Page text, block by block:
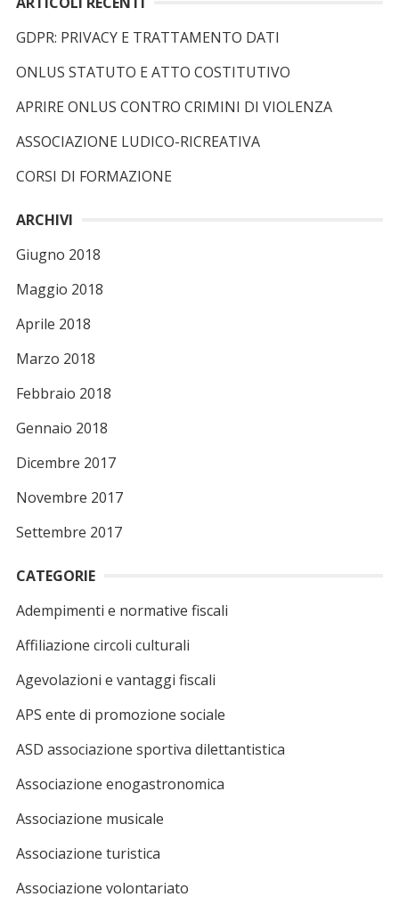
r
c
p
e
:
GDPR: PRIVACY E TRATTAMENTO DATI
ONLUS STATUTO E ATTO COSTITUTIVO
APRIRE ONLUS CONTRO CRIMINI DI VIOLENZA
ASSOCIAZIONE LUDICO-RICREATIVA
CORSI DI FORMAZIONE
ARCHIVI
Giugno 2018
Maggio 2018
Aprile 2018
Marzo 2018
Febbraio 2018
Gennaio 2018
Dicembre 2017
Novembre 2017
Settembre 2017
CATEGORIE
Adempimenti e normative fiscali
Affiliazione circoli culturali
Agevolazioni e vantaggi fiscali
APS ente di promozione sociale
ASD associazione sportiva dilettantistica
Associazione enogastronomica
Associazione musicale
Associazione turistica
Associazione volontariato